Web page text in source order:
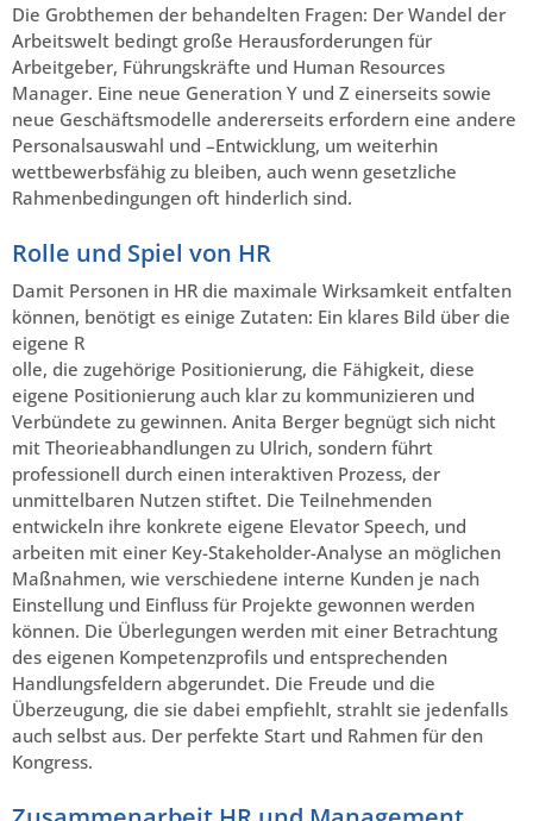
Die Grobthemen der behandelten Fragen: Der Wandel der
Arbeitswelt bedingt große Herausforderungen für
Arbeitgeber, Führungskräfte und Human Resources
Manager. Eine neue Generation Y und Z einerseits sowie
neue Geschäftsmodelle andererseits erfordern eine andere
Personalsauswahl und –Entwicklung, um weiterhin
wettbewerbsfähig zu bleiben, auch wenn gesetzliche
Rahmenbedingungen oft hinderlich sind.
Rolle und Spiel von HR
Damit Personen in HR die maximale Wirksamkeit entfalten
können, benötigt es einige Zutaten: Ein klares Bild über die
eigene R
olle, die zugehörige Positionierung, die Fähigkeit, diese
eigene Positionierung auch klar zu kommunizieren und
Verbündete zu gewinnen. Anita Berger begnügt sich nicht
mit Theorieabhandlungen zu Ulrich, sondern führt
professionell durch einen interaktiven Prozess, der
unmittelbaren Nutzen stiftet. Die Teilnehmenden
entwickeln ihre konkrete eigene Elevator Speech, und
arbeiten mit einer Key-Stakeholder-Analyse an möglichen
Maßnahmen, wie verschiedene interne Kunden je nach
Einstellung und Einfluss für Projekte gewonnen werden
können. Die Überlegungen werden mit einer Betrachtung
des eigenen Kompetenzprofils und entsprechenden
Handlungsfeldern abgerundet. Die Freude und die
Überzeugung, die sie dabei empfiehlt, strahlt sie jedenfalls
auch selbst aus. Der perfekte Start und Rahmen für den
Kongress.